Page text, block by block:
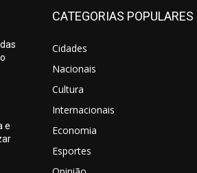
e
CATEGORIAS POPULARES
Cidades
Nacionais
Cultura
Internacionais
Economia
Esportes